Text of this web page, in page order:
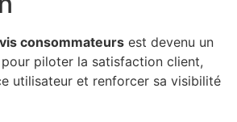
consommateurs est devenu un
piloter la satisfaction client,
utilisateur et renforcer sa visibilité